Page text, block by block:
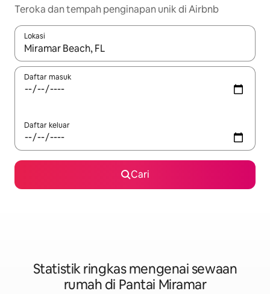
Teroka dan tempah penginapan unik di Airbnb
Lokasi
Apabila hasil tersedia, navigasi dengan kekunci anak panah
Daftar masuk
Daftar keluar
Cari
Statistik ringkas mengenai sewaan
rumah di Pantai Miramar